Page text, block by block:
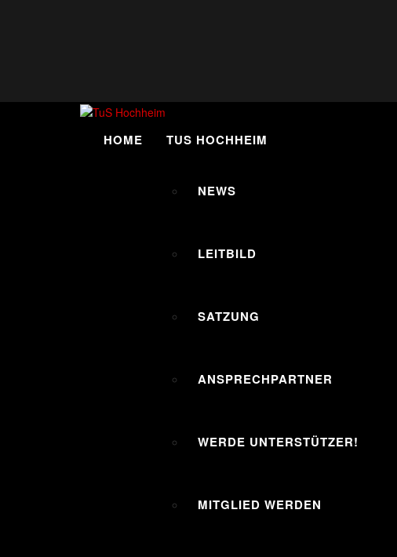
HOME TUS HOCHHEIM
NEWS
LEITBILD
SATZUNG
ANSPRECHPARTNER
WERDE UNTERSTÜTZER!
MITGLIED WERDEN